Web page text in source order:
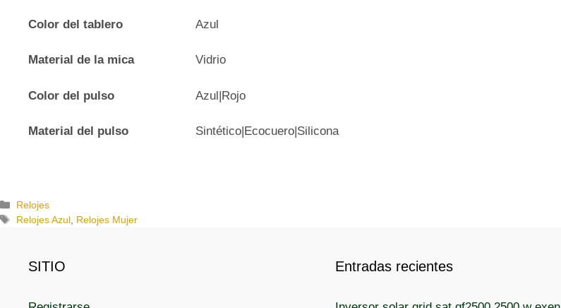
Color del tablero Azul
Material de la mica Vidrio
Color del pulso Azul|Rojo
Material del pulso Sintético|Ecocuero|Silicona
C
a
Relojes
E
Relojes Azul Relojes Mujer
SITIO Entradas recientes